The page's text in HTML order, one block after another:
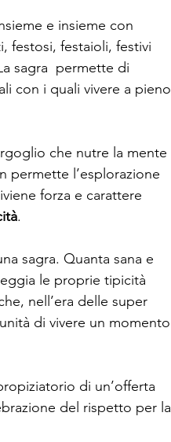
e insieme con
festosi, festaioli, festivi
sagra  permette di
con i quali vivere a pieno
che nutre la mente
permette l’esplorazione
forza e carattere
.
sagra. Quanta sana e
le proprie tipicità
nell’era delle super
di vivere un momento
di un’offerta
del rispetto per la